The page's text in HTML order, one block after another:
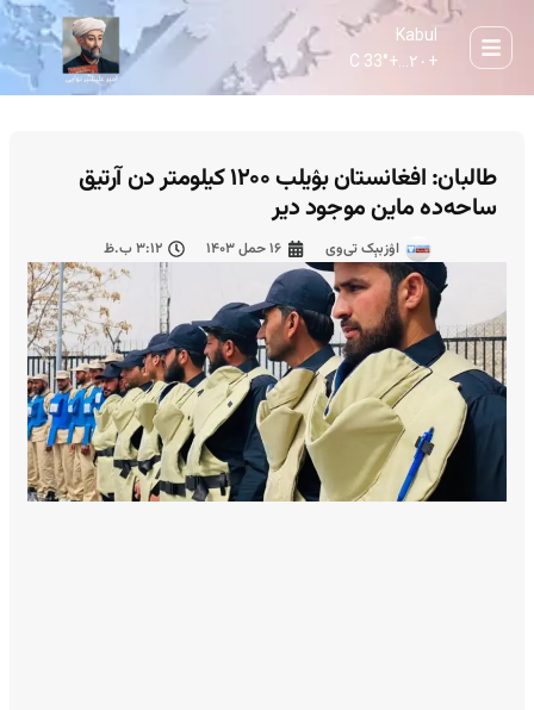
Kabul
+ ۲۰... +
33° C
طالبان: افغانستان بۉیلب ۱۲۰۰ کیلومتر دن آرتیق
ساحه‌ده ماین موجود دیر
اۉزبېک تی‌وی ۱۶ حمل ۱۴۰۳ ۳:۱۲ ب.ظ